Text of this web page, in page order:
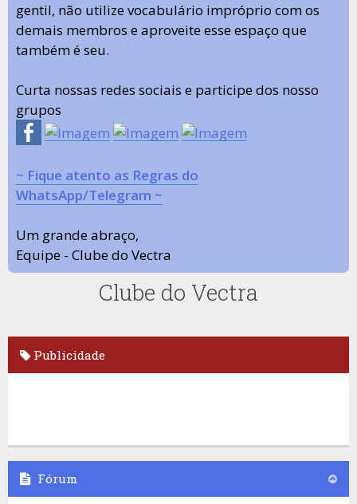
gentil, não utilize vocabulário impróprio com os
demais membros e aproveite esse espaço que
também é seu.
Curta nossas redes sociais e participe dos nosso
grupos
~ Fique atento as Regras do
WhatsApp/Telegram ~
Um grande abraço,
Equipe - Clube do Vectra
Clube do Vectra
Publicidade
Fórum